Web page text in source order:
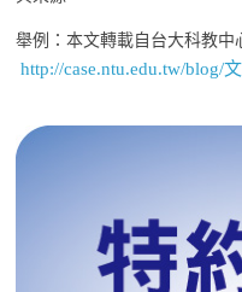
舉例：本文轉載自台大科教中
http://case.ntu.edu.tw/blog/